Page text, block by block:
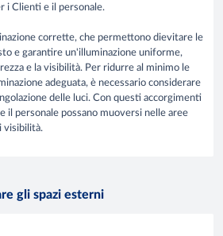
i Clienti e il personale.
corrette, che permettono dievitare le
e garantire un'illuminazione uniforme,
e la visibilità. Per ridurre al minimo le
adeguata, è necessario considerare
delle luci. Con questi accorgimenti
il personale possano muoversi nelle aree
visibilità.
gli spazi esterni